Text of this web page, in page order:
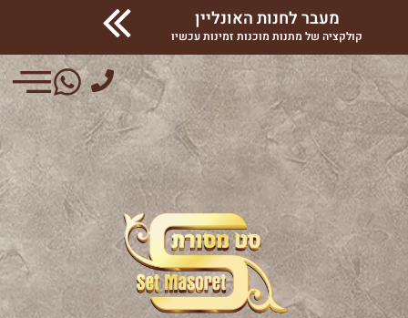
מעבר לחנות האונליין
קולקציה של מתנות מוכנות זמינות עכשיו